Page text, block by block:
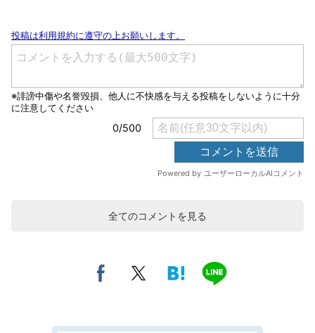
全てのコメントを見る